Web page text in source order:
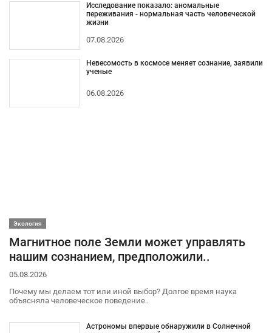
Исследование показало: аномальные
переживания - нормальная часть человеческой
жизни
07.08.2026
Невесомость в космосе меняет сознание, заявили
ученые
06.08.2026
Экология
Магнитное поле Земли может управлять
нашим сознанием, предположили..
05.08.2026
Почему мы делаем тот или иной выбор? Долгое время наука
объясняла человеческое поведение..
Астрономы впервые обнаружили в Солнечной